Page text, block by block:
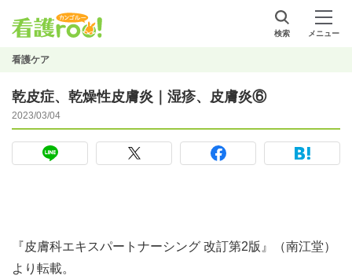
検索 メニュー
看護ケア
乾皮症、乾燥性皮膚炎｜湿疹、皮膚炎⑥
2023/03/04
『皮膚科エキスパートナーシング 改訂第2版』（南江堂）
より転載。